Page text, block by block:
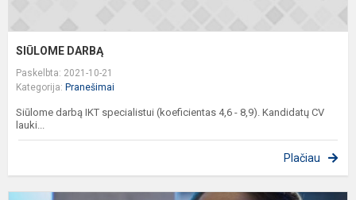
SIŪLOME DARBĄ
Paskelbta: 2021-10-21
Kategorija: Pranešimai
Siūlome darbą IKT specialistui (koeficientas 4,6 - 8,9). Kandidatų CV
lauki...
Plačiau